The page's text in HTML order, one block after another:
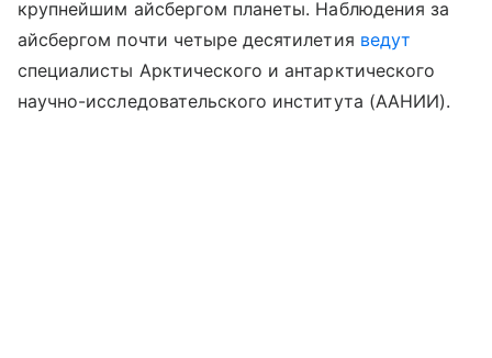
крупнейшим айсбергом планеты. Наблюдения за
айсбергом почти четыре десятилетия ведут
специалисты Арктического и антарктического
научно-исследовательского института (ААНИИ).